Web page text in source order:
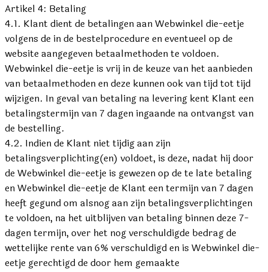
Artikel 4: Betaling
4.1. Klant dient de betalingen aan Webwinkel die-eetje
volgens de in de bestelprocedure en eventueel op de
website aangegeven betaalmethoden te voldoen.
Webwinkel die-eetje is vrij in de keuze van het aanbieden
van betaalmethoden en deze kunnen ook van tijd tot tijd
wijzigen. In geval van betaling na levering kent Klant een
betalingstermijn van 7 dagen ingaande na ontvangst van
de bestelling.
4.2. Indien de Klant niet tijdig aan zijn
betalingsverplichting(en) voldoet, is deze, nadat hij door
de Webwinkel die-eetje is gewezen op de te late betaling
en Webwinkel die-eetje de Klant een termijn van 7 dagen
heeft gegund om alsnog aan zijn betalingsverplichtingen
te voldoen, na het uitblijven van betaling binnen deze 7-
dagen termijn, over het nog verschuldigde bedrag de
wettelijke rente van 6% verschuldigd en is Webwinkel die-
eetje gerechtigd de door hem gemaakte